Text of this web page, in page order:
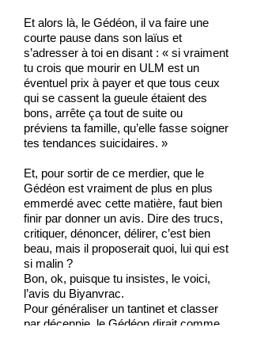
Et alors là, le Gédéon, il va faire une
courte pause dans son laïus et
s’adresser à toi en disant : « si vraiment
tu crois que mourir en ULM est un
éventuel prix à payer et que tous ceux
qui se cassent la gueule étaient des
bons, arrête ça tout de suite ou
préviens ta famille, qu’elle fasse soigner
tes tendances suicidaires. »
Et, pour sortir de ce merdier, que le
Gédéon est vraiment de plus en plus
emmerdé avec cette matière, faut bien
finir par donner un avis. Dire des trucs,
critiquer, dénoncer, délirer, c’est bien
beau, mais il proposerait quoi, lui qui est
si malin ?
Bon, ok, puisque tu insistes, le voici,
l’avis du Biyanvrac.
Pour généraliser un tantinet et classer
par décennie, le Gédéon dirait comme